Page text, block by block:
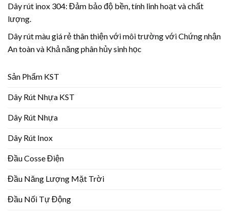
Dây rút inox 304: Đảm bảo độ bền, tính linh hoạt và chất
lượng.
Dây rút màu giá rẻ thân thiện với môi trường với Chứng nhận
An toàn và Khả năng phân hủy sinh học
Sản Phẩm KST
Dây Rút Nhựa KST
Dây Rút Nhựa
Dây Rút Inox
Đầu Cosse Điện
Đầu Năng Lượng Mặt Trời
Đầu Nối Tự Động